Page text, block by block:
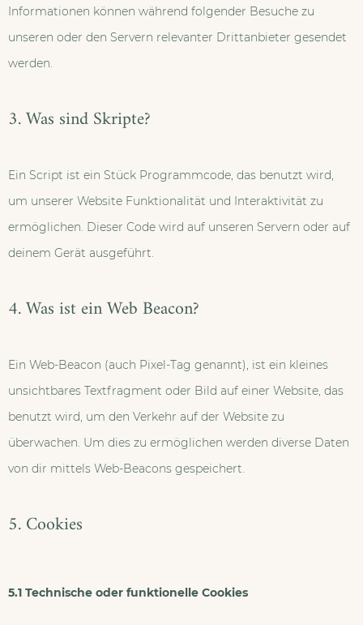
Informationen können während folgender Besuche zu
unseren oder den Servern relevanter Drittanbieter gesendet
werden.
3. Was sind Skripte?
Ein Script ist ein Stück Programmcode, das benutzt wird,
um unserer Website Funktionalität und Interaktivität zu
ermöglichen. Dieser Code wird auf unseren Servern oder auf
deinem Gerät ausgeführt.
4. Was ist ein Web Beacon?
Ein Web-Beacon (auch Pixel-Tag genannt), ist ein kleines
unsichtbares Textfragment oder Bild auf einer Website, das
benutzt wird, um den Verkehr auf der Website zu
überwachen. Um dies zu ermöglichen werden diverse Daten
von dir mittels Web-Beacons gespeichert.
5. Cookies
5.1 Technische oder funktionelle Cookies